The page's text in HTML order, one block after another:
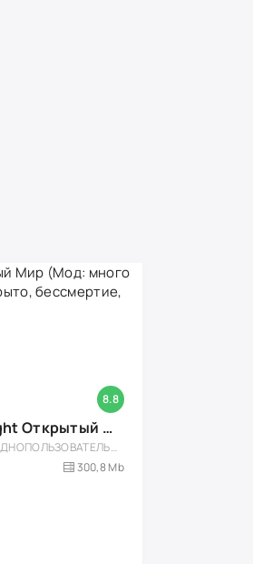
8.8
Toilet Fight Открытый Мир (Мод: много чипов, денег, все открыто, бессмертие, урон, 50+ читов)
АРКАДЫ / ОДНОПОЛЬЗОВАТЕЛЬСКИЕ / ОФЛАЙН / МОД / РОЛЕВЫЕ / ШУТЕРЫ / ОТКРЫТЫЙ МИР / ВСТРОЕННЫЙ КЕШ / 3D / ЭКШЕНЫ / ТУАЛЕТНЫЕ ВОЙНЫ / ДЛЯ ДЕТЕЙ
300,8 Mb